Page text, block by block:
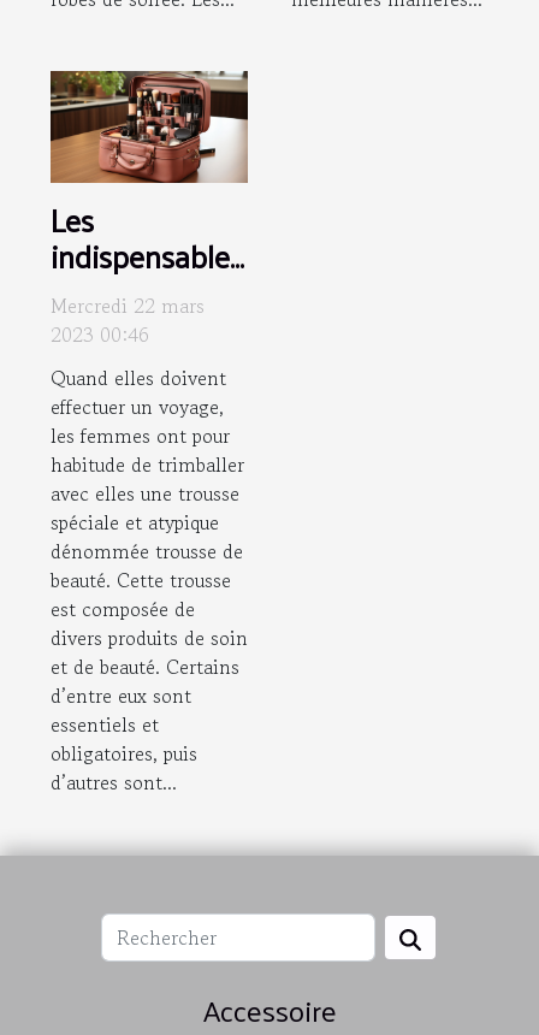
Les
indispensables
d’une trousse
de beauté de
femme
Mercredi 22 mars
2023 00:46
Quand elles doivent
effectuer un voyage,
les femmes ont pour
habitude de trimballer
avec elles une trousse
spéciale et atypique
dénommée trousse de
beauté. Cette trousse
est composée de
divers produits de soin
et de beauté. Certains
d’entre eux sont
essentiels et
obligatoires, puis
d’autres sont...
Accessoire